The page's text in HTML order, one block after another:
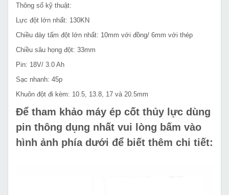
Thông số kỹ thuật:
Lực đột lớn nhất: 130KN
Chiều dày tấm đột lớn nhất: 10mm với đồng/ 6mm với thép
Chiều sâu họng đột: 33mm
Pin: 18V/ 3.0 Ah
Sạc nhanh: 45p
Khuôn đột đi kèm: 10.5, 13.8, 17 và 20.5mm
Để tham khảo máy ép cốt thủy lực dùng
pin thông dụng nhất vui lòng bấm vào
hình ảnh phía dưới để biết thêm chi tiết: